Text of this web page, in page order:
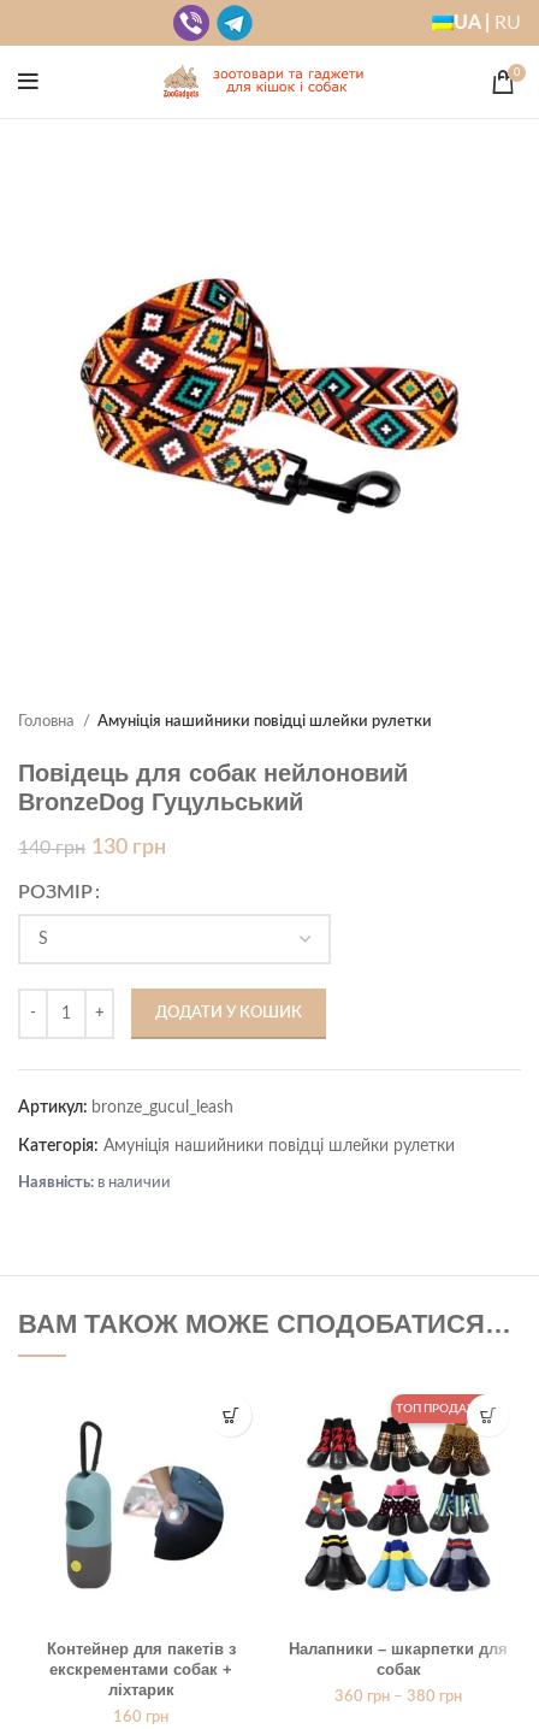
UA | RU
0
Головна Амуніція нашийники повідці шлейки рулетки
Повідець для собак нейлоновий
BronzeDog Гуцульський
140грн 130 грн
РОЗМІР
ДОДАТИ У КОШИК
Артикул: bronze_gucul_leash
Категорія: Амуніція нашийники повідці шлейки рулетки
Наявність: в наличии
ВАМ ТАКОЖ МОЖЕ СПОДОБАТИСЯ…
Контейнер для пакетів з
екскрементами собак +
ліхтарик
160 грн
ТОП ПРОДАЖІВ
Налапники – шкарпетки для
собак
360 грн – 380 грн